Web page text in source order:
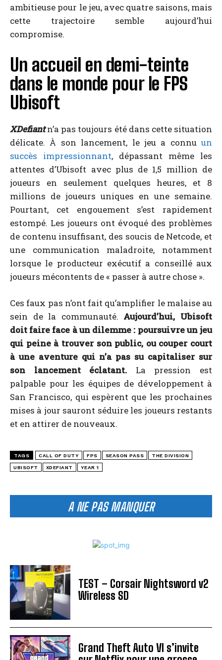
A NE PAS MANQUER
TEST – Corsair Nightsword v2
Wireless SD
Grand Theft Auto VI s’invite
ambitieuse pour le jeu, avec quatre saisons, mais
cette trajectoire semble aujourd’hui
compromise.
Un accueil en demi-teinte
dans le monde pour le FPS
Ubisoft
XDefiantn’a pas toujours été dans cette situation
délicate. À son lancement, le jeu a connu un
succès impressionnant, dépassant même les
attentes d’Ubisoft avec plus de 1,5 million de
joueurs en seulement quelques heures, et 8
millions de joueurs uniques en une semaine.
Pourtant, cet engouement s’est rapidement
estompé. Les joueurs ont évoqué des problèmes
de contenu insuffisant, des soucis de Netcode, et
une communication maladroite, notamment
lorsque le producteur exécutif a conseillé aux
joueurs mécontents de « passer à autre chose ».
Ces faux pas n’ont fait qu’amplifier le malaise au
sein de la communauté. Aujourd’hui, Ubisoft
doit faire face à un dilemme : poursuivre un jeu
qui peine à trouver son public, ou couper court
à une aventure qui n’a pas su capitaliser sur
son lancement éclatant. La pression est
palpable pour les équipes de développement à
San Francisco, qui espèrent que les prochaines
mises à jour sauront séduire les joueurs restants
et en attirer de nouveaux.
TAGS CALL OF DUTY FPS SEASON PASS THE DIVISION
UBISOFT XDEFIANT YEAR 1